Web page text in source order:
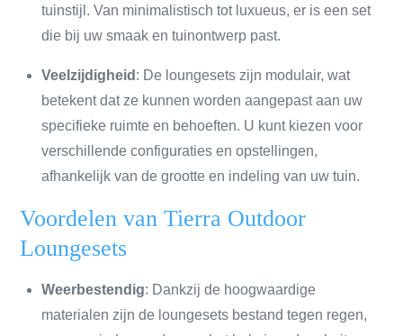
tuinstijl. Van minimalistisch tot luxueus, er is een set
die bij uw smaak en tuinontwerp past.
Veelzijdigheid : De loungesets zijn modulair, wat
betekent dat ze kunnen worden aangepast aan uw
specifieke ruimte en behoeften. U kunt kiezen voor
verschillende configuraties en opstellingen,
afhankelijk van de grootte en indeling van uw tuin.
Voordelen van Tierra Outdoor
Loungesets
Weerbestendig: Dankzij de hoogwaardige
materialen zijn de loungesets bestand tegen regen,